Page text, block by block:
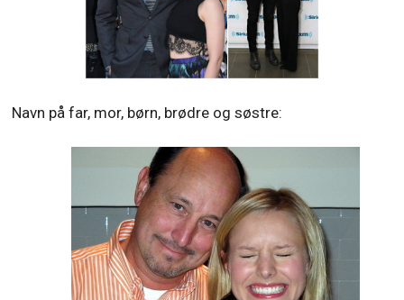
Navn på far, mor, børn, brødre og søstre: